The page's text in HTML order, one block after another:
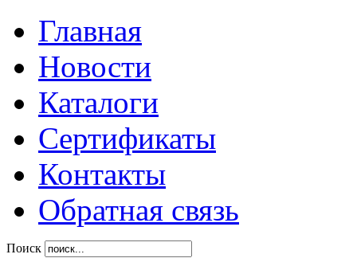
Главная
Новости
Каталоги
Сертификаты
Контакты
Обратная связь
Поиск